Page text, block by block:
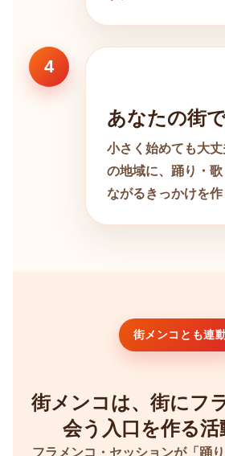
4
あなたの街
小さく始めても大
の地域に、踊り・
ながるきっかけを作
街メンコとも連
街メンコは、街にフ
会う入口を作る活
フラメンコ・セッションが「踊